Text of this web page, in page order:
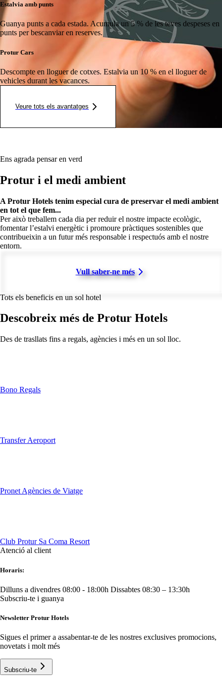
Estalvia amb punts
Guanya punts a cada estada. Acumula un 5 % de les teves despeses en
punts per bescanviar en reserves.
Protur Cars
Descompte en lloguer de cotxes. Estalvia un 10 % en el lloguer de
vehicles durant les vacances.
Veure tots els avantatges
Ens agrada pensar en verd
Protur i el medi ambient
A Protur Hotels tenim especial cura de preservar el medi ambient
en tot el que fem...
Per això treballem cada dia per reduir el nostre impacte ecològic,
fomentar l’estalvi energètic i promoure pràctiques sostenibles que
contribueixin a un futur més responsable i respectuós amb el nostre
entorn.
Vull saber-ne més
Tots els beneficis en un sol hotel
Descobreix més de Protur Hotels
Des de trasllats fins a regals, agències i més en un sol lloc.
Bono Regals
Transfer Aeroport
Pronet Agències de Viatge
Club Protur Sa Coma Resort
Atenció al client
Horaris:
Dilluns a divendres 08:00 - 18:00h Dissabtes 08:30 – 13:30h
Subscriu-te i guanya
Newsletter Protur Hotels
Sigues el primer a assabentar-te de les nostres exclusives promocions,
novetats i molt més
Subscriu-te